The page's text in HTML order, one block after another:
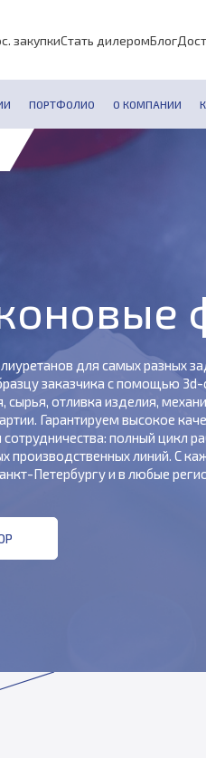
закупкиСтать дилеромБлог
ПОРТФОЛИО О КОМПАНИИ
для самых разных
заказчика с помощью
отливка изделия,
Гарантируем высокое
полный цикл
производственных линий. С
Петербургу и в любые